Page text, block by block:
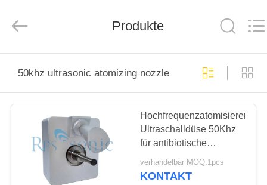
PRODUKTE
ÜBER
Ltd..
Produkte
50khz ultrasonic atomizing nozzle
Hochfrequenzatomisierende
Ultraschalldüse 50Khz
für antibiotische
Beschichtungen
verhandelbar MOQ:1pcs
KONTAKT